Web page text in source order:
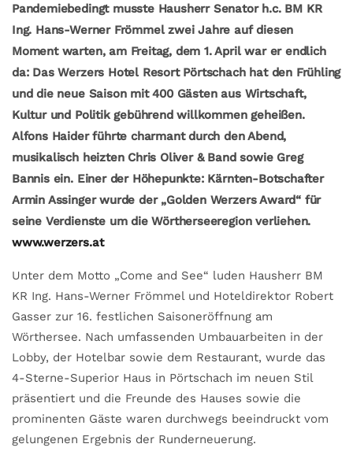
Pandemiebedingt musste Hausherr Senator h.c. BM KR
Ing. Hans-Werner Frömmelzwei Jahre auf diesen
Moment warten, am Freitag, dem 1. April war er endlich
da: Das Werzers Hotel Resort Pörtschach hat den Frühling
und die neue Saison mit 400 Gästen aus Wirtschaft,
Kultur und Politik gebührend willkommen geheißen.
Alfons Haider führte charmant durch den Abend,
musikalisch heizten Chris Oliver & Band sowie Greg
Bannis ein. Einer der Höhepunkte: Kärnten-Botschafter
Armin Assinger wurde der „Golden Werzers Award“ für
seine Verdienste um die Wörtherseeregion verliehen.
www.werzers.at
Unter dem Motto „Come and See“ luden Hausherr BM
KR Ing. Hans-Werner Frömmel und Hoteldirektor Robert
Gasser zur 16. festlichen Saisoneröffnung am
Wörthersee. Nach umfassenden Umbauarbeiten in der
Lobby, der Hotelbar sowie dem Restaurant, wurde das
4-Sterne-Superior Haus in Pörtschach im neuen Stil
präsentiert und die Freunde des Hauses sowie die
prominenten Gäste waren durchwegs beeindruckt vom
gelungenen Ergebnis der Runderneuerung.